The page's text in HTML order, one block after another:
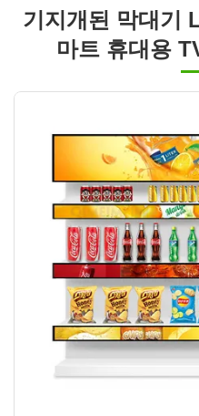
기지개된 막대기
마트 휴대용